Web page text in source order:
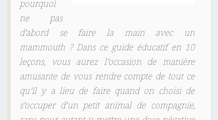
pourquoi
ne pas
d’abord se faire la main avec un
mammouth ? Dans ce guide éducatif en 10
leçons, vous aurez l’occasion de manière
amusante de vous rendre compte de tout ce
qu’il y a lieu de faire quand on choisi de
s’occuper d’un petit animal de compagnie,